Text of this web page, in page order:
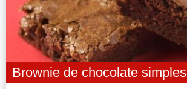
Brownie de chocolate simples